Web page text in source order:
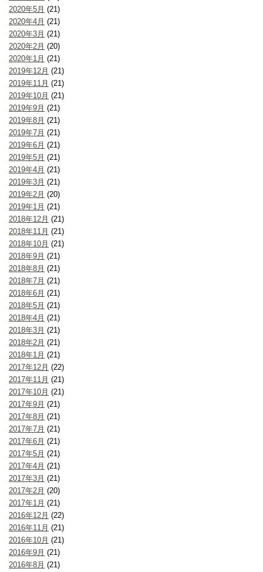
2020年5月 (21)
2020年4月 (21)
2020年3月 (21)
2020年2月 (20)
2020年1月 (21)
2019年12月 (21)
2019年11月 (21)
2019年10月 (21)
2019年9月 (21)
2019年8月 (21)
2019年7月 (21)
2019年6月 (21)
2019年5月 (21)
2019年4月 (21)
2019年3月 (21)
2019年2月 (20)
2019年1月 (21)
2018年12月 (21)
2018年11月 (21)
2018年10月 (21)
2018年9月 (21)
2018年8月 (21)
2018年7月 (21)
2018年6月 (21)
2018年5月 (21)
2018年4月 (21)
2018年3月 (21)
2018年2月 (21)
2018年1月 (21)
2017年12月 (22)
2017年11月 (21)
2017年10月 (21)
2017年9月 (21)
2017年8月 (21)
2017年7月 (21)
2017年6月 (21)
2017年5月 (21)
2017年4月 (21)
2017年3月 (21)
2017年2月 (20)
2017年1月 (21)
2016年12月 (22)
2016年11月 (21)
2016年10月 (21)
2016年9月 (21)
2016年8月 (21)